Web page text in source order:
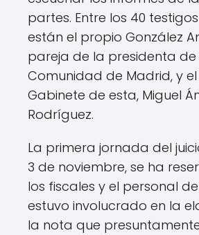
partes. Entre los 40
están el propio González
pareja de la presidenta de
Comunidad de Madrid, y
Gabinete de esta, Miguel
Rodríguez.
La primera jornada del
3 de noviembre, se ha
los fiscales y el personal
estuvo involucrado en la
la nota que